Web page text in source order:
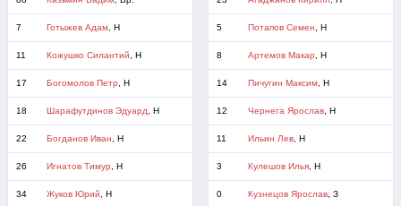
7 Готыжев Адам, Н
11 Кожушко Силантий , Н
17 Богомолов Петр , Н
18 Шарафутдинов Эдуард , Н
22 Богданов Иван , Н
26 Игнатов Тимур , Н
34 Жуков Юрий , Н
5 Потапов Семен , Н
8 Артемов Макар , Н
14 Пичугин Максим, Н
12 Чернега Ярослав, Н
11 Ильин Лев, Н
3 Кулешов Илья, Н
0 Кузнецов Ярослав, З